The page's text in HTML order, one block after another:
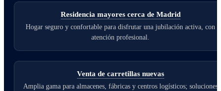
Residencia mayores cerca de Madrid
Hogar seguro y confortable para disfrutar una jubilación activa, con
atención profesional.
Venta de carretillas nuevas
Amplia gama para almacenes, fábricas y centros logísticos; soluciones